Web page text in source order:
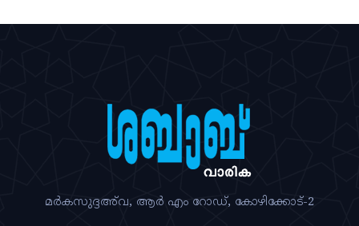
മര്‍കസുദ്ദഅ്‌വ, ആര്‍ എം റോഡ്‌, കോഴിക്കോട്‌-2